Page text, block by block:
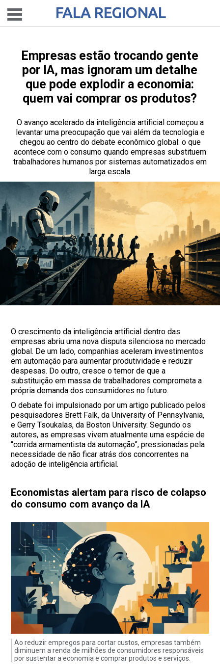
FALA REGIONAL
Empresas estão trocando gente
por IA, mas ignoram um detalhe
que pode explodir a economia:
quem vai comprar os produtos?
O avanço acelerado da inteligência artificial começou a
levantar uma preocupação que vai além da tecnologia e
chegou ao centro do debate econômico global: o que
acontece com o consumo quando empresas substituem
trabalhadores humanos por sistemas automatizados em
larga escala.
O crescimento da inteligência artificial dentro das
empresas abriu uma nova disputa silenciosa no mercado
global. De um lado, companhias aceleram investimentos
em automação para aumentar produtividade e reduzir
despesas. Do outro, cresce o temor de que a
substituição em massa de trabalhadores comprometa a
própria demanda dos consumidores no futuro.
O debate foi impulsionado por um artigo publicado pelos
pesquisadores Brett Falk, da University of Pennsylvania,
e Gerry Tsoukalas, da Boston University. Segundo os
autores, as empresas vivem atualmente uma espécie de
“corrida armamentista da automação”, pressionadas pela
necessidade de não ficar atrás dos concorrentes na
adoção de inteligência artificial.
Economistas alertam para risco de colapso
do consumo com avanço da IA
Ao reduzir empregos para cortar custos, empresas também
diminuem a renda de milhões de consumidores responsáveis
por sustentar a economia e comprar produtos e serviços.